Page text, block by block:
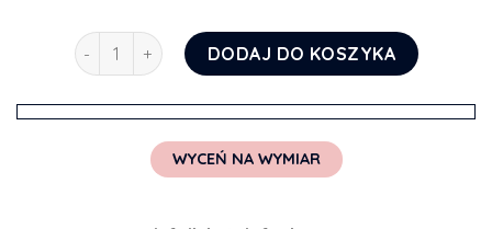
ilość Foto-tapeta z dmuchawcami
DODAJ DO KOSZYKA
WYCEŃ NA WYMIAR